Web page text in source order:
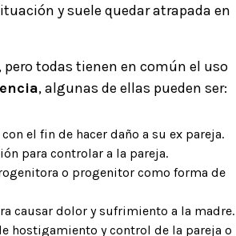
y suele quedar atrapada en
todas tienen en común el uso
, algunas de ellas pueden ser:
el fin de hacer daño a su ex pareja.
para controlar a la pareja.
o progenitor como forma de
causar dolor y sufrimiento a la madre.
hostigamiento y control de la pareja o